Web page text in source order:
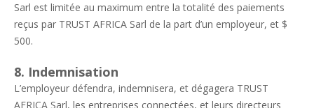
Sarl est limitée au maximum entre la totalité des paiements
reçus par TRUST AFRICA Sarl de la part d’un employeur, et $
500.
8. Indemnisation
L’employeur défendra, indemnisera, et dégagera TRUST
AFRICA Sarl, les entreprises connectées, et leurs directeurs